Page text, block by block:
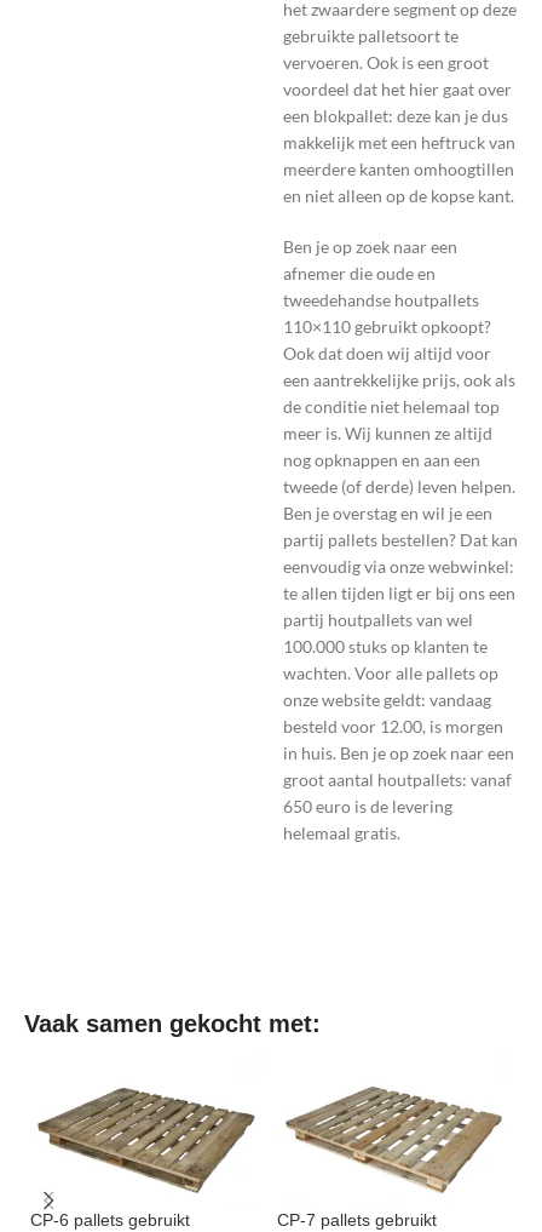
het zwaardere segment op deze
gebruikte palletsoort te
vervoeren. Ook is een groot
voordeel dat het hier gaat over
een blokpallet: deze kan je dus
makkelijk met een heftruck van
meerdere kanten omhoogtillen
en niet alleen op de kopse kant.
Ben je op zoek naar een
afnemer die oude en
tweedehandse houtpallets
110×110 gebruikt opkoopt?
Ook dat doen wij altijd voor
een aantrekkelijke prijs, ook als
de conditie niet helemaal top
meer is. Wij kunnen ze altijd
nog opknappen en aan een
tweede (of derde) leven helpen.
Ben je overstag en wil je een
partij pallets bestellen? Dat kan
eenvoudig via onze webwinkel:
te allen tijden ligt er bij ons een
partij houtpallets van wel
100.000 stuks op klanten te
wachten. Voor alle pallets op
onze website geldt: vandaag
besteld voor 12.00, is morgen
in huis. Ben je op zoek naar een
groot aantal houtpallets: vanaf
650 euro is de levering
helemaal gratis.
Vaak samen gekocht met:
CP-6 pallets gebruikt CP-7 pallets gebruikt